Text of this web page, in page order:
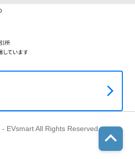
EVsmart All Rights Reserved.